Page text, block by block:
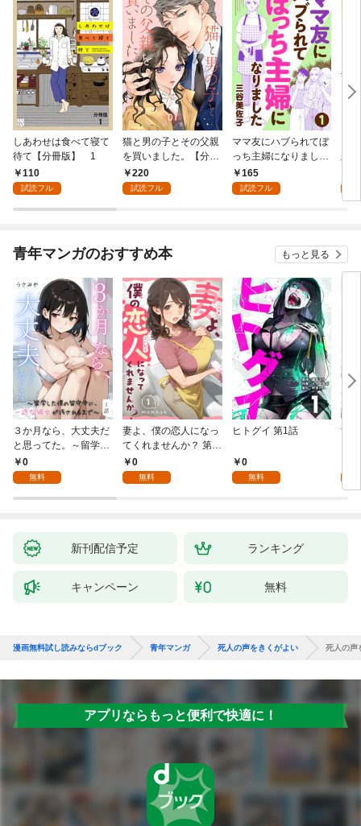
しあわせは食べて寝て
待て【分冊版】 1
110
試読フル
猫と男の子とその父親
を買いました。【分冊
版】 1
220
試読フル
ママ友にハブられてぼ
っち主婦になりました
【分冊版】 1
165
試読フル
版
青年マンガのおすすめ本 もっと見る
３か月なら、大丈夫だ
と思ってた。～留学し
た僕の留守中に、一途
な彼女が汚されるまで
0
無料
妻よ、僕の恋人になっ
てくれませんか？ 第1
話0
無料
ヒトグイ 第1話
0
無料
世
新刊配信予定 ランキング
キャンペーン 無料
漫画無料試し読みならdブック 青年マンガ 死人の声をきくがよい 死人の
アプリならもっと便利で快適に！